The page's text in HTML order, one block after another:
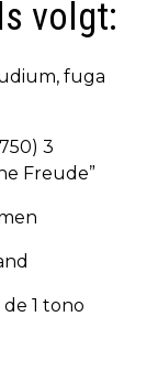
volgt:
fuga
3
Freude”
de 1 tono